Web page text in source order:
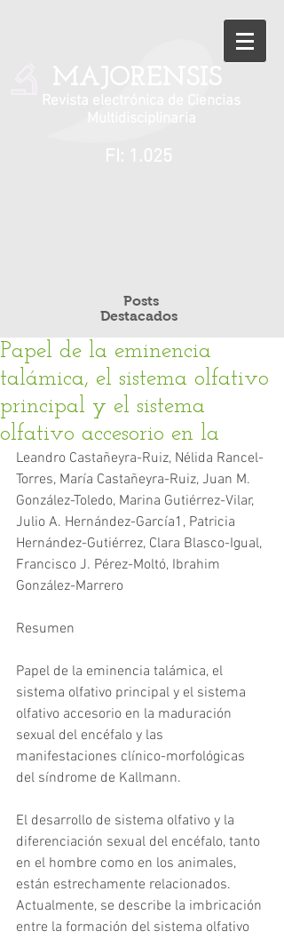
MAJORENSIS
Posts
Destacados
Papel de la eminencia
talámica, el sistema olfativo
principal y el sistema
olfativo accesorio en la
Leandro Castañeyra-Ruiz, Nélida Rancel-
Torres, María Castañeyra-Ruiz, Juan M.
González-Toledo, Marina Gutiérrez-Vilar,
Julio A. Hernández-García1, Patricia
Hernández-Gutiérrez, Clara Blasco-Igual,
Francisco J. Pérez-Moltó, Ibrahim
González-Marrero
Resumen
Papel de la eminencia talámica, el
sistema olfativo principal y el sistema
olfativo accesorio en la maduración
sexual del encéfalo y las
manifestaciones clínico-morfológicas
del síndrome de Kallmann.
El desarrollo de sistema olfativo y la
diferenciación sexual del encéfalo, tanto
en el hombre como en los animales,
están estrechamente relacionados.
Actualmente, se describe la imbricación
entre la formación del sistema olfativo